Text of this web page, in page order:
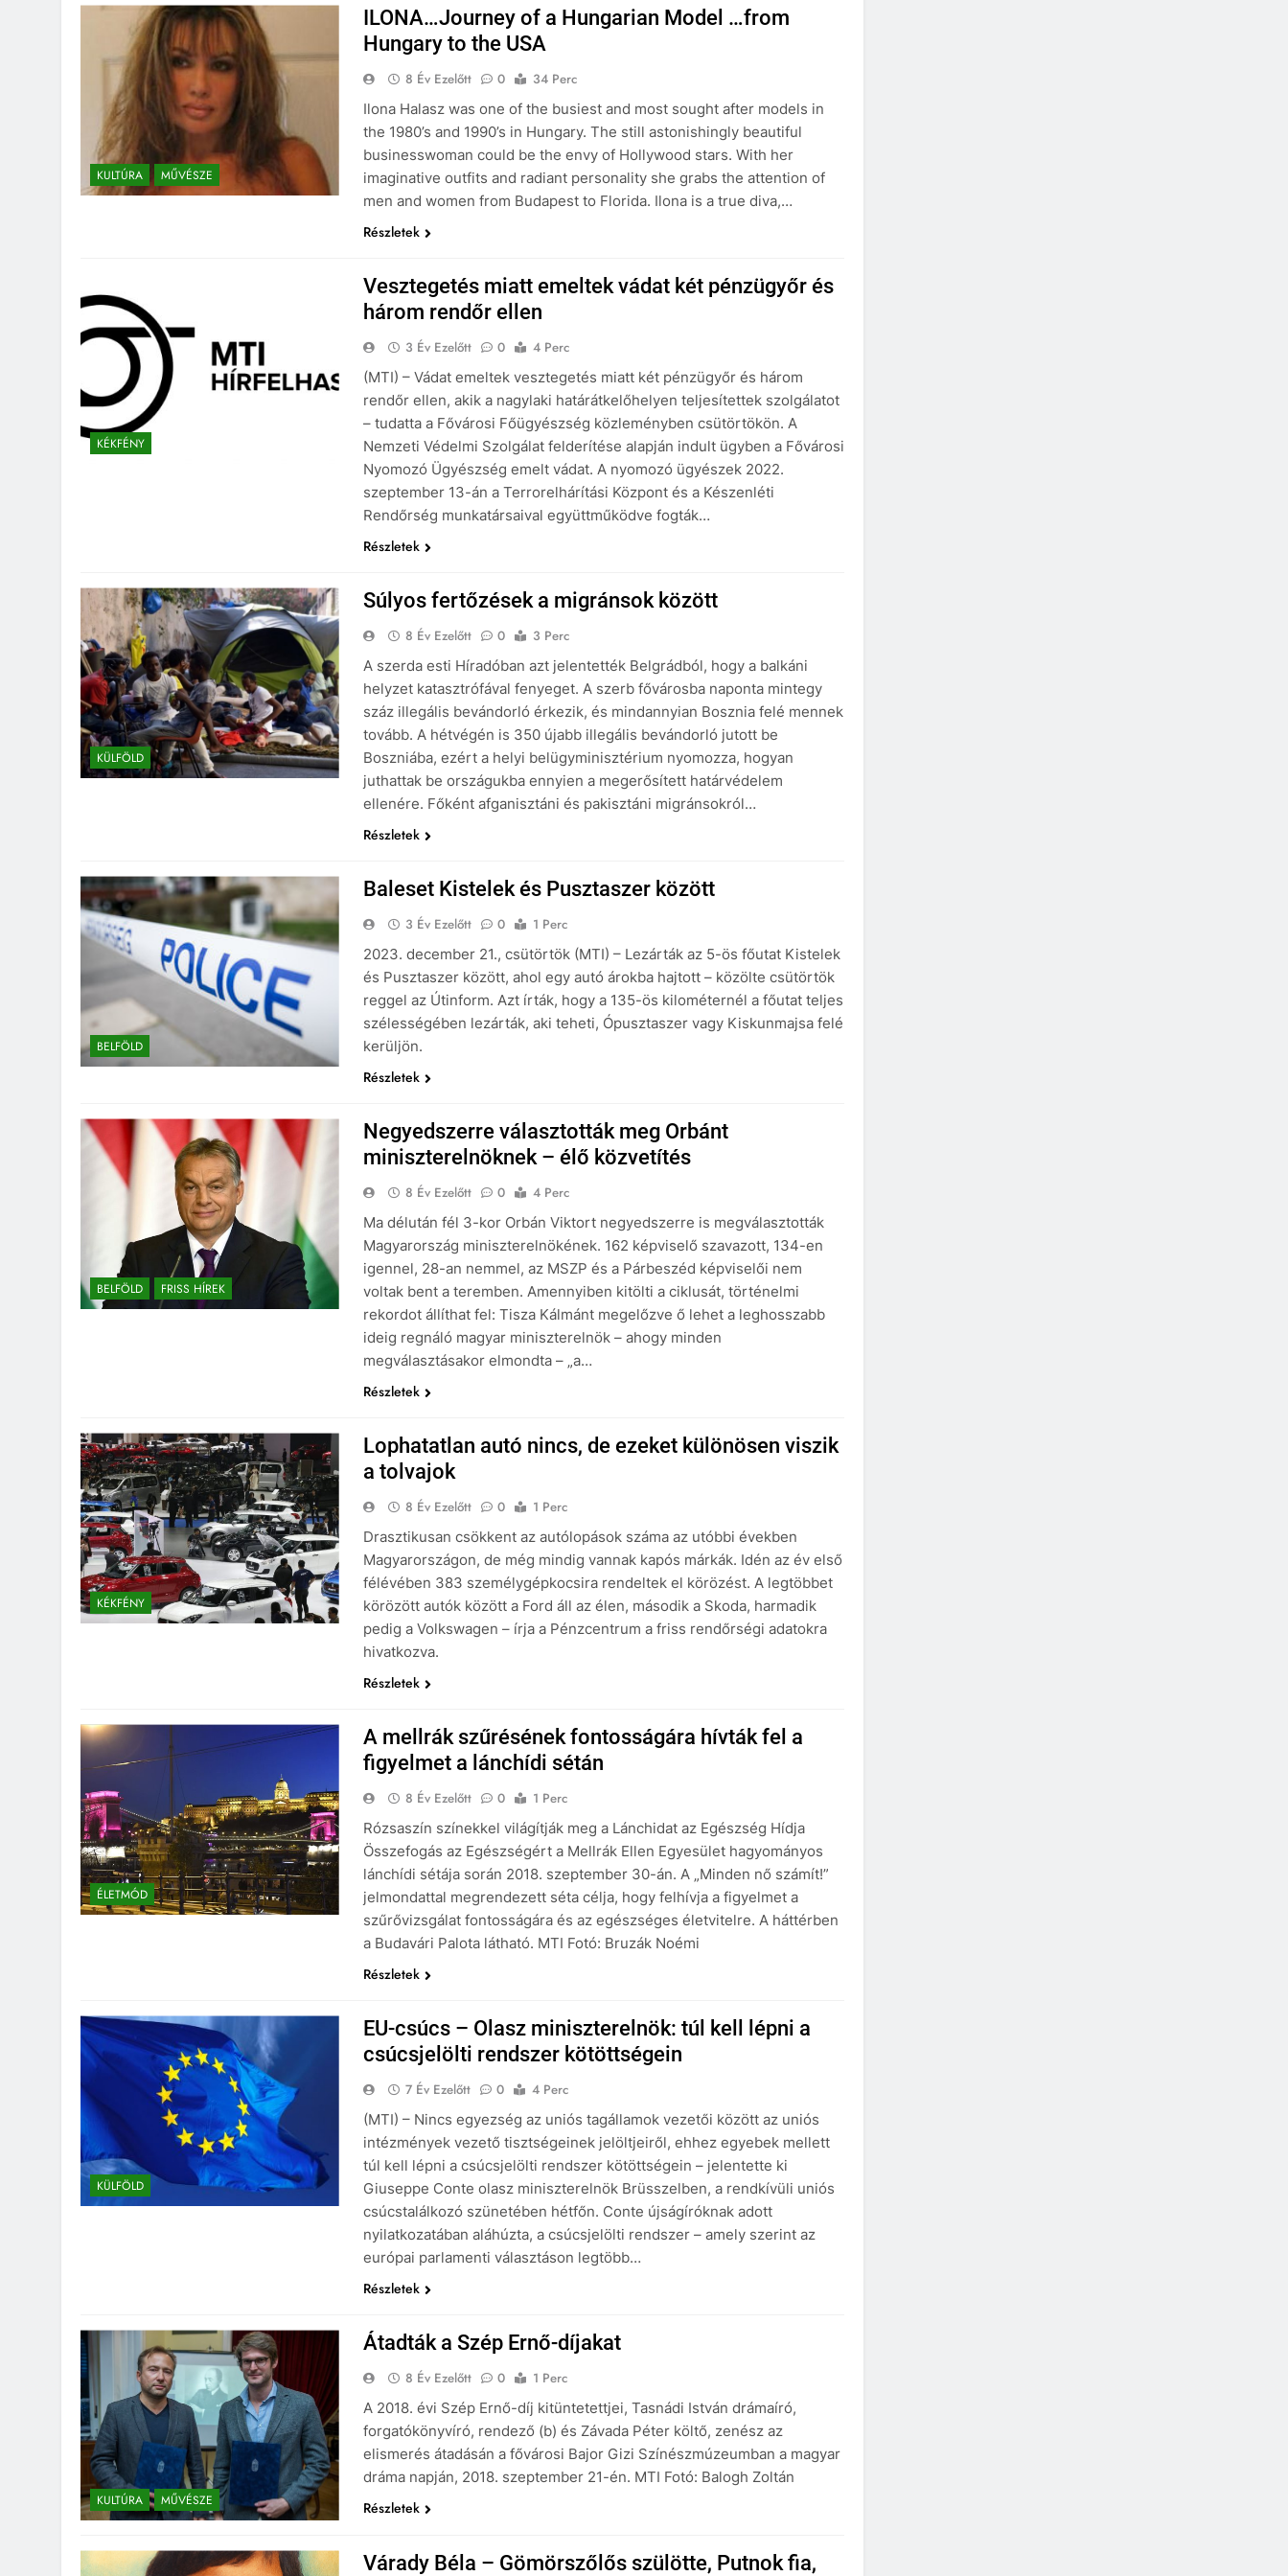
KULTÚRA MŰVÉSZE
ILONA…Journey of a Hungarian Model …from
Hungary to the USA
8 Év Ezelőtt 0
34 Perc
Ilona Halasz was one of the busiest and most sought after models in
the 1980’s and 1990’s in Hungary. The still astonishingly beautiful
businesswoman could be the envy of Hollywood stars. With her
imaginative outfits and radiant personality she grabs the attention of
men and women from Budapest to Florida. Ilona is a true diva,…
Részletek
KÉKFÉNY
Vesztegetés miatt emeltek vádat két pénzügyőr és
három rendőr ellen
3 Év Ezelőtt 0
4 Perc
(MTI) – Vádat emeltek vesztegetés miatt két pénzügyőr és három
rendőr ellen, akik a nagylaki határátkelőhelyen teljesítettek szolgálatot
– tudatta a Fővárosi Főügyészség közleményben csütörtökön. A
Nemzeti Védelmi Szolgálat felderítése alapján indult ügyben a Fővárosi
Nyomozó Ügyészség emelt vádat. A nyomozó ügyészek 2022.
szeptember 13-án a Terrorelhárítási Központ és a Készenléti
Rendőrség munkatársaival együttműködve fogták…
Részletek
KÜLFÖLD
Súlyos fertőzések a migránsok között
8 Év Ezelőtt 0
3 Perc
A szerda esti Híradóban azt jelentették Belgrádból, hogy a balkáni
helyzet katasztrófával fenyeget. A szerb fővárosba naponta mintegy
száz illegális bevándorló érkezik, és mindannyian Bosznia felé mennek
tovább. A hétvégén is 350 újabb illegális bevándorló jutott be
Boszniába, ezért a helyi belügyminisztérium nyomozza, hogyan
juthattak be országukba ennyien a megerősített határvédelem
ellenére. Főként afganisztáni és pakisztáni migránsokról…
Részletek
BELFÖLD
Baleset Kistelek és Pusztaszer között
3 Év Ezelőtt 0
1 Perc
2023. december 21., csütörtök (MTI) – Lezárták az 5-ös főutat Kistelek
és Pusztaszer között, ahol egy autó árokba hajtott – közölte csütörtök
reggel az Útinform. Azt írták, hogy a 135-ös kilométernél a főutat teljes
szélességében lezárták, aki teheti, Ópusztaszer vagy Kiskunmajsa felé
kerüljön.
Részletek
BELFÖLD FRISS HÍREK
Negyedszerre választották meg Orbánt
miniszterelnöknek – élő közvetítés
8 Év Ezelőtt 0
4 Perc
Ma délután fél 3-kor Orbán Viktort negyedszerre is megválasztották
Magyarország miniszterelnökének. 162 képviselő szavazott, 134-en
igennel, 28-an nemmel, az MSZP és a Párbeszéd képviselői nem
voltak bent a teremben. Amennyiben kitölti a ciklusát, történelmi
rekordot állíthat fel: Tisza Kálmánt megelőzve ő lehet a leghosszabb
ideig regnáló magyar miniszterelnök – ahogy minden
megválasztásakor elmondta – „a…
Részletek
KÉKFÉNY
Lophatatlan autó nincs, de ezeket különösen viszik
a tolvajok
8 Év Ezelőtt 0
1 Perc
Drasztikusan csökkent az autólopások száma az utóbbi években
Magyarországon, de még mindig vannak kapós márkák. Idén az év első
félévében 383 személygépkocsira rendeltek el körözést. A legtöbbet
körözött autók között a Ford áll az élen, második a Skoda, harmadik
pedig a Volkswagen – írja a Pénzcentrum a friss rendőrségi adatokra
hivatkozva.
Részletek
ÉLETMÓD
A mellrák szűrésének fontosságára hívták fel a
figyelmet a lánchídi sétán
8 Év Ezelőtt 0
1 Perc
Rózsaszín színekkel világítják meg a Lánchidat az Egészség Hídja
Összefogás az Egészségért a Mellrák Ellen Egyesület hagyományos
lánchídi sétája során 2018. szeptember 30-án. A „Minden nő számít!”
jelmondattal megrendezett séta célja, hogy felhívja a figyelmet a
szűrővizsgálat fontosságára és az egészséges életvitelre. A háttérben
a Budavári Palota látható. MTI Fotó: Bruzák Noémi
Részletek
KÜLFÖLD
EU-csúcs – Olasz miniszterelnök: túl kell lépni a
csúcsjelölti rendszer kötöttségein
7 Év Ezelőtt 0
4 Perc
(MTI) – Nincs egyezség az uniós tagállamok vezetői között az uniós
intézmények vezető tisztségeinek jelöltjeiről, ehhez egyebek mellett
túl kell lépni a csúcsjelölti rendszer kötöttségein – jelentette ki
Giuseppe Conte olasz miniszterelnök Brüsszelben, a rendkívüli uniós
csúcstalálkozó szünetében hétfőn. Conte újságíróknak adott
nyilatkozatában aláhúzta, a csúcsjelölti rendszer – amely szerint az
európai parlamenti választáson legtöbb…
Részletek
KULTÚRA MŰVÉSZE
Átadták a Szép Ernő-díjakat
8 Év Ezelőtt 0
1 Perc
A 2018. évi Szép Ernő-díj kitüntetettjei, Tasnádi István drámaíró,
forgatókönyvíró, rendező (b) és Závada Péter költő, zenész az
elismerés átadásán a fővárosi Bajor Gizi Színészmúzeumban a magyar
dráma napján, 2018. szeptember 21-én. MTI Fotó: Balogh Zoltán
Részletek
Várady Béla – Gömörszőlős szülötte, Putnok fia,